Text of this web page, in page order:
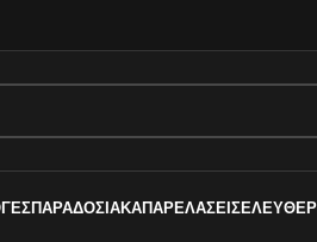
ΠΑΡΑΔΟΣΙΑΚΆΠΑΡΕΛΆΣΕΙΣ